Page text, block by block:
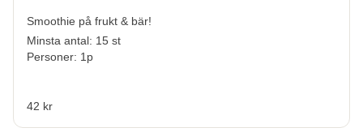
Smoothie på frukt & bär!
Minsta antal: 15 st
Personer: 1p
42 kr